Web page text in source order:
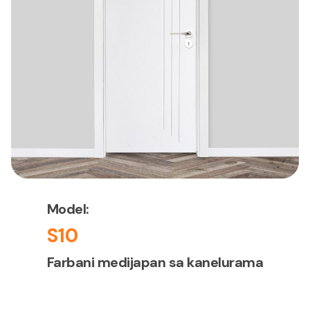
Model:
S10
Farbani medijapan sa kanelurama